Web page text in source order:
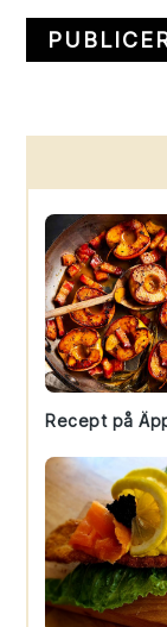
Sidebar
Recept på